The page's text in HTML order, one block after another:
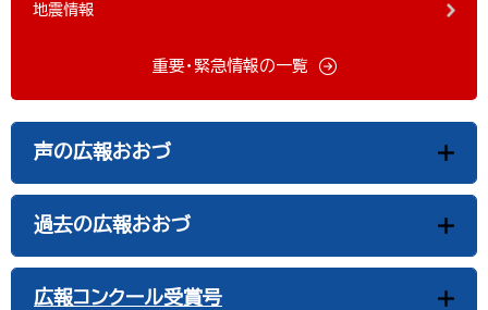
地震情報
重要・緊急情報の一覧
声の広報おおづ
過去の広報おおづ
広報コンクール受賞号